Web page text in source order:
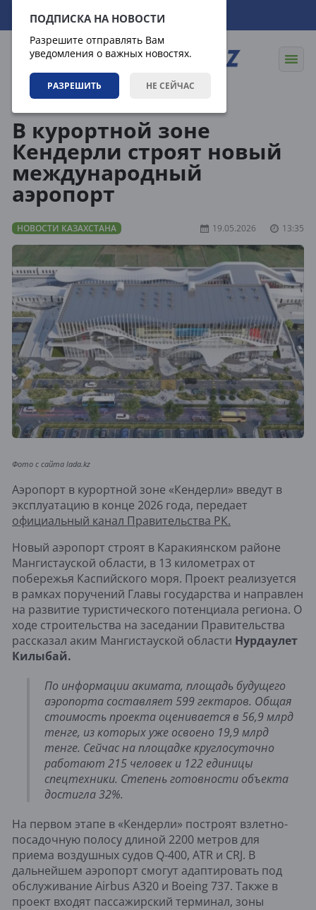
ПОДПИСКА НА НОВОСТИ
Разрешите отправлять Вам
уведомления о важных новостях.
РАЗРЕШИТЬ НЕ СЕЙЧАС
09.08.2026 09:36:01
В курортной зоне
Кендерли строят новый
международный
аэропорт
НОВОСТИ КАЗАХСТАНА 19.05.2026 13:35
Фото с сайта lada.kz
Аэропорт в курортной зоне «Кендерли» введут в
эксплуатацию в конце 2026 года, передает
официальный канал Правительства РК.
Новый аэропорт строят в Каракиянском районе
Мангистауской области, в 13 километрах от
побережья Каспийского моря. Проект реализуется
в рамках поручений Главы государства и направлен
на развитие туристического потенциала региона. О
ходе строительства на заседании Правительства
рассказал аким Мангистауской области Нурдаулет
Килыбай.
По информации акимата, площадь будущего
аэропорта составляет 599 гектаров. Общая
стоимость проекта оценивается в 56,9 млрд
тенге, из которых уже освоено 19,9 млрд
тенге. Сейчас на площадке круглосуточно
работают 215 человек и 122 единицы
спецтехники. Степень готовности объекта
достигла 32%.
На первом этапе в «Кендерли» построят взлетно-
посадочную полосу длиной 2200 метров для
приема воздушных судов Q-400, ATR и CRJ. В
дальнейшем аэропорт смогут адаптировать под
обслуживание Airbus A320 и Boeing 737. Также в
проект входят пассажирский терминал, зоны